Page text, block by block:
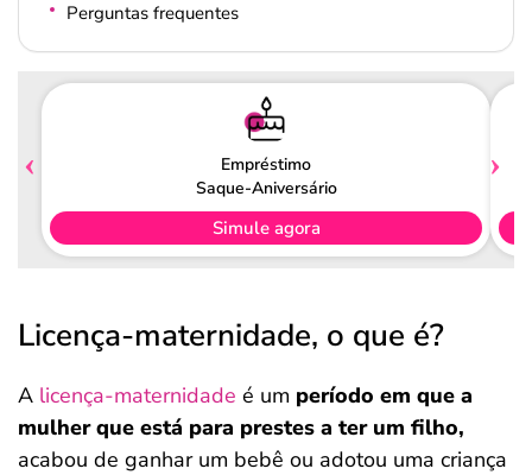
Perguntas frequentes
Empréstimo
Saque-Aniversário
Simule agora
Licença-maternidade, o que é?
A licença-maternidade é um período em que a
mulher que está para prestes a ter um filho,
acabou de ganhar um bebê ou adotou uma criança